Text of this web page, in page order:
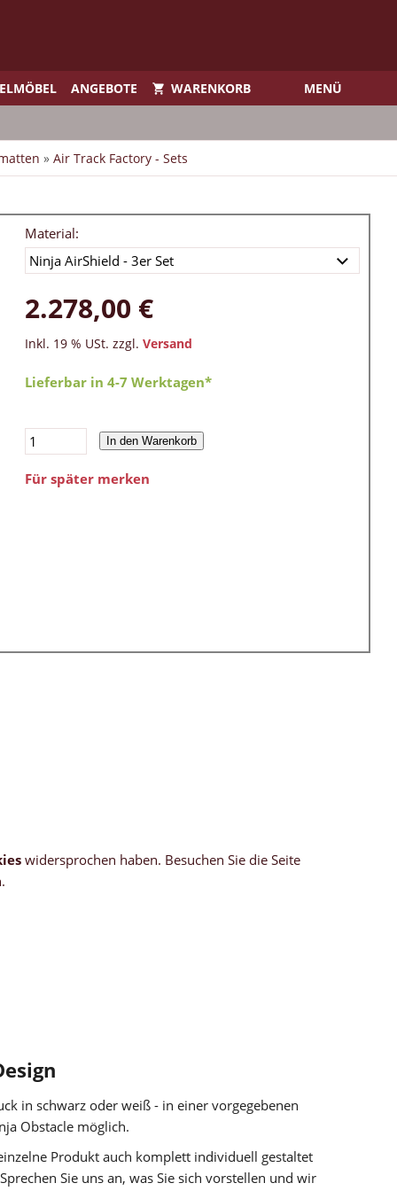
ANGEBOTE WARENKORB MENÜ
» Air Track Factory - Sets
Material:
2.278,00 €
Inkl. 19 % USt. zzgl. Versand
Lieferbar in 4-7 Werktagen*
In den Warenkorb
Für später merken
widersprochen haben. Besuchen Sie die Seite
in schwarz oder weiß - in einer vorgegebenen
Obstacle möglich.
Produkt auch komplett individuell gestaltet
Sie uns an, was Sie sich vorstellen und wir